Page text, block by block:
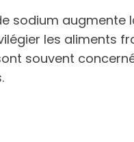
sodium augmente
les aliments
souvent